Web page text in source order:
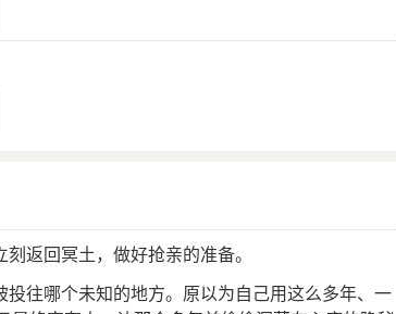
文。春风吹我衣，暮召入九閽。众中得子辞，默
返回冥土，做好抢亲的准备。
往哪个未知的地方。原以为自己用这么多年、一